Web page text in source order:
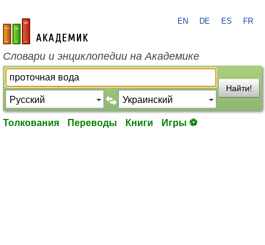
academic.ru
EN DE ES FR
Словари и энциклопедии на Академике
Найти!
Толкования Переводы Книги Игры ⚽